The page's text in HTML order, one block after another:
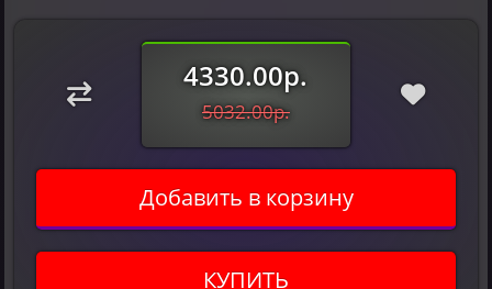
4330.00р.
5032.00р.
Добавить в корзину
КУПИТЬ